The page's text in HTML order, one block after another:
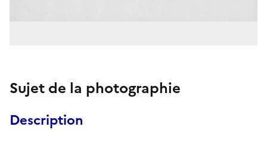
Sujet de la photographie
Description